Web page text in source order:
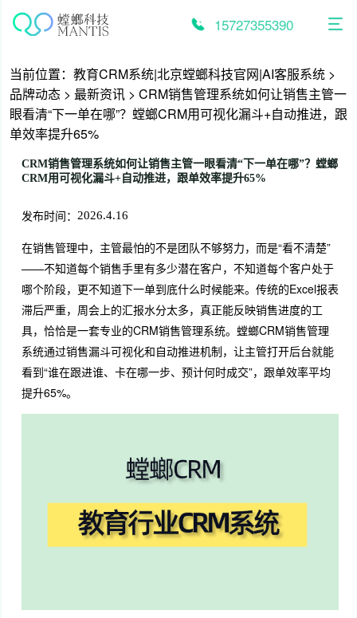
15727355390
当前位置： 教育CRM系统|北京螳螂科技官网|AI客服系统 >
品牌动态 > 最新资讯 > CRM销售管理系统如何让销售主管一
眼看清“下一单在哪”？螳螂CRM用可视化漏斗+自动推进，跟
单效率提升65%
CRM销售管理系统如何让销售主管一眼看清“下一单在哪”？螳螂
CRM用可视化漏斗+自动推进，跟单效率提升65%
发布时间： 2026.4.16
在销售管理中，主管最怕的不是团队不够努力，而是“看不清楚”
——不知道每个销售手里有多少潜在客户，不知道每个客户处于
哪个阶段，更不知道下一单到底什么时候能来。传统的Excel报表
滞后严重，周会上的汇报水分太多，真正能反映销售进度的工
具，恰恰是一套专业的CRM销售管理系统。螳螂CRM销售管理
系统通过销售漏斗可视化和自动推进机制，让主管打开后台就能
看到“谁在跟进谁、卡在哪一步、预计何时成交”，跟单效率平均
提升65%。